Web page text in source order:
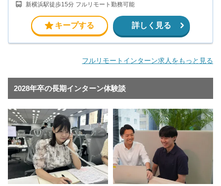
新横浜駅徒歩15分 フルリモート勤務可能
キープする 詳しく見る
フルリモートインターン求人をもっと見る
2028年卒の長期インターン体験談